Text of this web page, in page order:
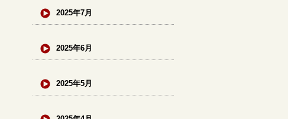
2025年7月
2025年6月
2025年5月